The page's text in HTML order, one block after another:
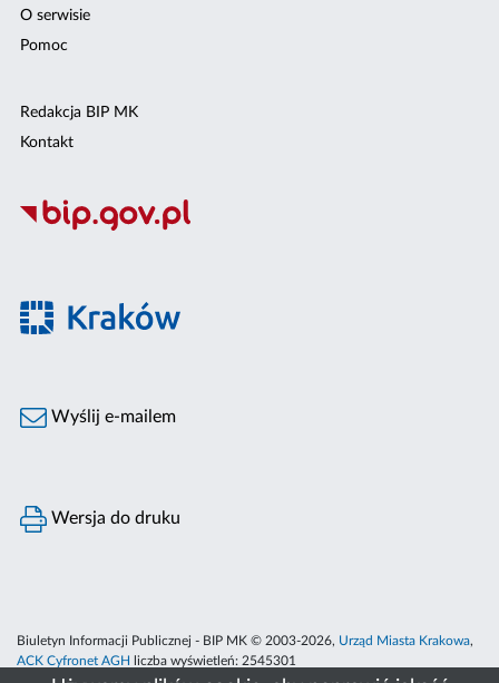
O serwisie
Pomoc
Redakcja BIP MK
Kontakt
Wyślij e-mailem
Wersja do druku
Biuletyn Informacji Publicznej - BIP MK © 2003-2026, Urząd Miasta Krakowa,
ACK Cyfronet AGH
liczba wyświetleń: 2545301